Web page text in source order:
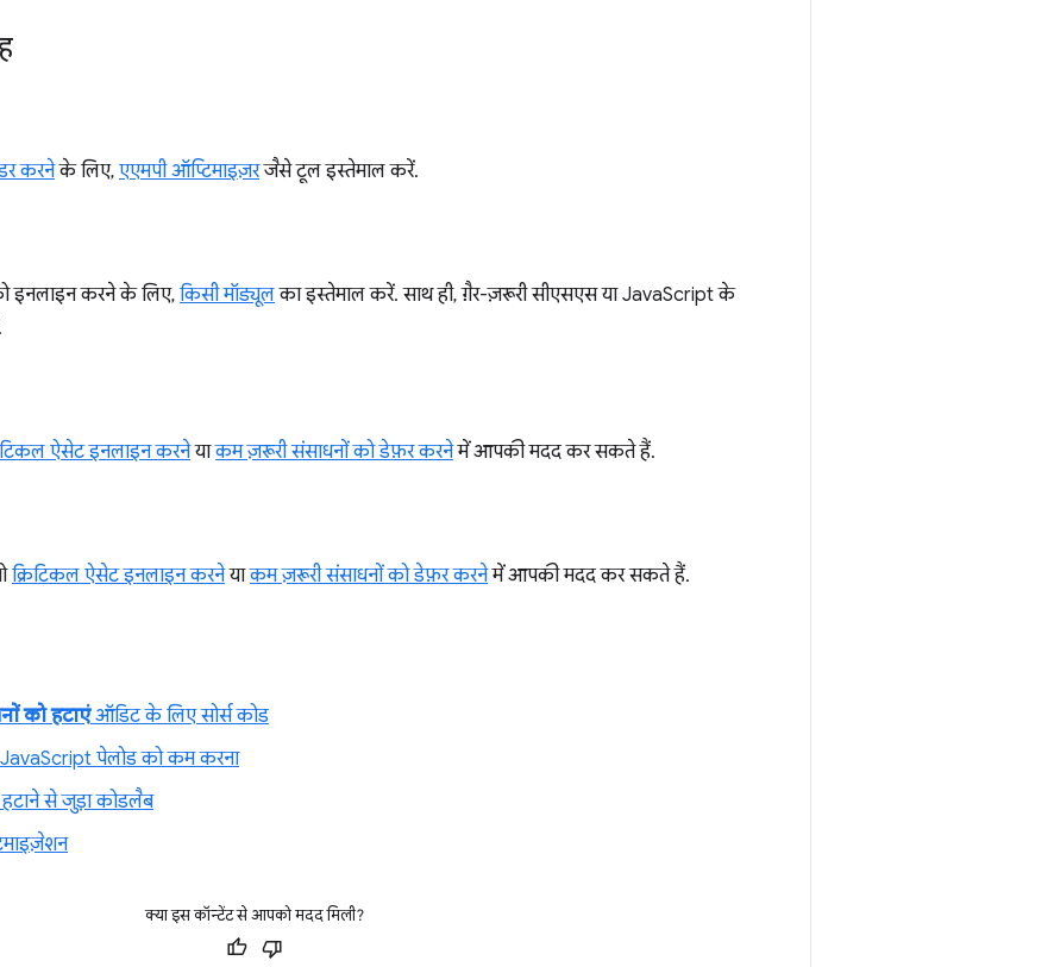
करनेके लिए, एएमपी ऑप्टिमाइज़रजैसे टूल इस्तेमाल करें.
इनलाइन करने के लिए,किसी मॉड्यूलका इस्तेमाल करें. साथ ही, ग़ैर-ज़रूरी सीएसएस या JavaScript के
ऐसेट इनलाइन करनेयाकम ज़रूरी संसाधनों को डेफ़र करनेमें आपकी मदद कर सकते हैं.
क्रिटिकल ऐसेट इनलाइन करनेयाकम ज़रूरी संसाधनों को डेफ़र करनेमें आपकी मदद कर सकते हैं.
को हटाएंऑडिट के लिए सोर्स कोड
पेलोड को कम करना
से जुड़ा कोडलैब
क्या इस कॉन्टेंट से आपको मदद मिली?